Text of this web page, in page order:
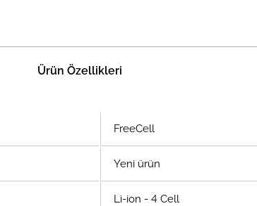
Ürün Özellikleri
FreeCell
Yeni ürün
Li-ion - 4 Cell